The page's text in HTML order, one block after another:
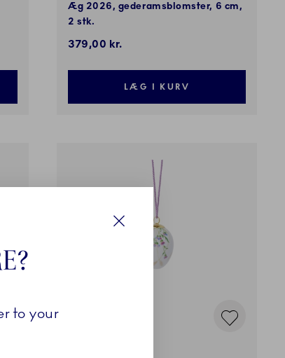
Æg 2026, gederamsblomster, 6 cm,
2 stk.
379,00 kr.
LÆG I KURV
to your